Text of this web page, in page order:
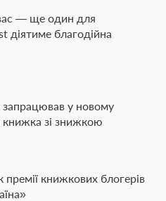
— ще один для
діятиме благодійна
у новому
зі знижкою
книжкових блогерів